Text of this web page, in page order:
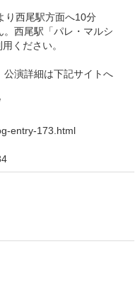
り西尾駅方面へ10分
西尾駅「パレ・マルシ
ください。
演詳細は下記サイトへ
entry-173.html